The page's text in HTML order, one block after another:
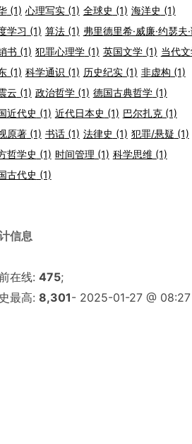
(1) 心理写实(1) 全球史 (1) 海洋史 (1)
学习 (1) 算法(1) 弗里德里希·威廉·约瑟夫
书 (1) 犯罪心理学(1) 英国文学(1) 当代
(1) 科学通识 (1) 历史纪实(1) 非虚构 (1)
云 (1) 政治哲学(1) 德国古典哲学(1)
近代史 (1) 近代日本史 (1) 巴尔扎克(1)
原著(1) 书话(1) 法律史 (1) 犯罪/悬疑 (1)
哲学史 (1) 时间管理 (1) 科学思维(1)
古代史 (1)
信息
在线: 475;
最高: 8,301- 2025-01-27 @ 08:27